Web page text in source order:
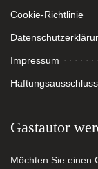
Cookie-Richtlinie
Impressum
Haftungsausschluss
Gastautor
Möchten Sie einen